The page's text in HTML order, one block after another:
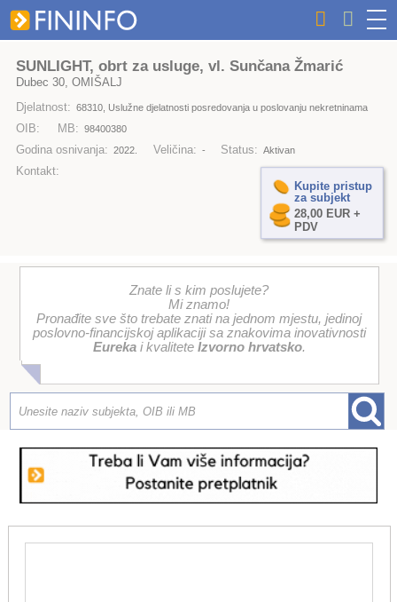
SUNLIGHT, obrt za usluge, vl. Sunčana Žmarić
Dubec 30, OMIŠALJ
Djelatnost: 68310, Uslužne djelatnosti posredovanja u poslovanju nekretninama
OIB: MB: 98400380
Godina osnivanja: 2022. Veličina: - Status: Aktivan
Kontakt:
Kupite pristup
za subjekt
28,00 EUR +
PDV
Znate li s kim poslujete?
Mi znamo!
Pronađite sve što trebate znati na jednom mjestu, jedinoj
poslovno-financijskoj aplikaciji sa znakovima inovativnosti
Eurekai kvalitete Izvorno hrvatsko.